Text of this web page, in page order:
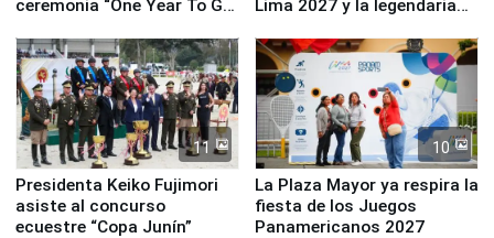
ceremonia “One Year To Go
Lima 2027 y la legendaria
11
Presidenta Keiko Fujimori
asiste al concurso
ecuestre “Copa Junín”
10
La Plaza Mayor ya respira la
fiesta de los Juegos
Panamericanos 2027